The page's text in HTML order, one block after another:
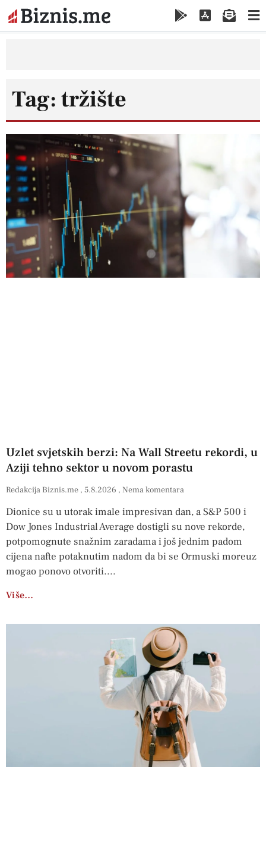
Tag: tržište
Uzlet svjetskih berzi: Na Wall Streetu rekordi, u
Aziji tehno sektor u novom porastu
Redakcija Biznis.me 5.8.2026 Nema komentara
Dionice su u utorak imale impresivan dan, a S&P 500 i
Dow Jones Industrial Average dostigli su nove rekorde,
potpomognute snažnim zaradama i još jednim padom
cijena nafte potaknutim nadom da bi se Ormuski moreuz
mogao ponovo otvoriti.
Više…